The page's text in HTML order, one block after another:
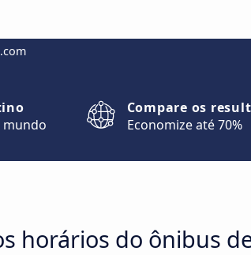
mundo
Compare os
Economize até 70%
horários do ônibus